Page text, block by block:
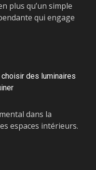
plus qu’un simple
qui engage
des luminaires
dans la
espaces intérieurs.